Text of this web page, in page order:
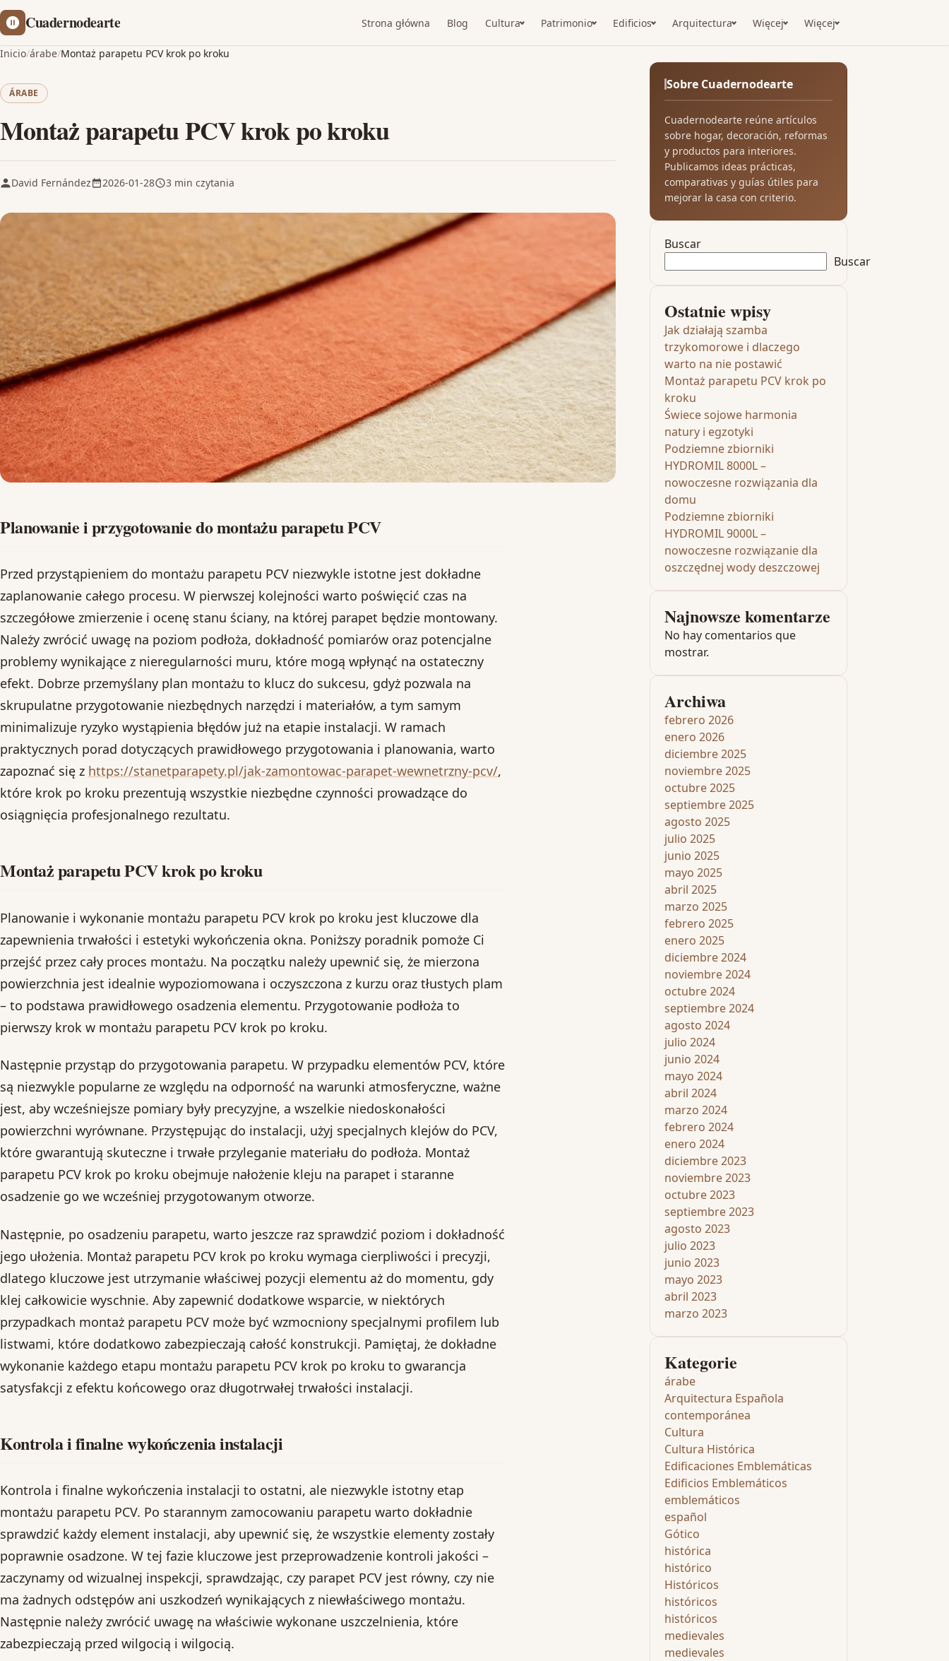
Cuadernodearte Strona główna Blog Cultura Patrimonio Edificios Arquitectura Więcej Więcej
Inicio/árabe/Montaż parapetu PCV krok po kroku
ÁRABE
Montaż parapetu PCV krok po kroku
David Fernández 2026-01-28 3 min czytania
Planowanie i przygotowanie do montażu parapetu PCV
Przed przystąpieniem do montażu parapetu PCV niezwykle istotne jest dokładne
zaplanowanie całego procesu. W pierwszej kolejności warto poświęcić czas na
szczegółowe zmierzenie i ocenę stanu ściany, na której parapet będzie montowany.
Należy zwrócić uwagę na poziom podłoża, dokładność pomiarów oraz potencjalne
problemy wynikające z nieregularności muru, które mogą wpłynąć na ostateczny
efekt. Dobrze przemyślany plan montażu to klucz do sukcesu, gdyż pozwala na
skrupulatne przygotowanie niezbędnych narzędzi i materiałów, a tym samym
minimalizuje ryzyko wystąpienia błędów już na etapie instalacji. W ramach
praktycznych porad dotyczących prawidłowego przygotowania i planowania, warto
zapoznać się z https://stanetparapety.pl/jak-zamontowac-parapet-wewnetrzny-pcv/,
które krok po kroku prezentują wszystkie niezbędne czynności prowadzące do
osiągnięcia profesjonalnego rezultatu.
Montaż parapetu PCV krok po kroku
Planowanie i wykonanie montażu parapetu PCV krok po kroku jest kluczowe dla
zapewnienia trwałości i estetyki wykończenia okna. Poniższy poradnik pomoże Ci
przejść przez cały proces montażu. Na początku należy upewnić się, że mierzona
powierzchnia jest idealnie wypoziomowana i oczyszczona z kurzu oraz tłustych plam
– to podstawa prawidłowego osadzenia elementu. Przygotowanie podłoża to
pierwszy krok w montażu parapetu PCV krok po kroku.
Następnie przystąp do przygotowania parapetu. W przypadku elementów PCV, które
są niezwykle popularne ze względu na odporność na warunki atmosferyczne, ważne
jest, aby wcześniejsze pomiary były precyzyjne, a wszelkie niedoskonałości
powierzchni wyrównane. Przystępując do instalacji, użyj specjalnych klejów do PCV,
które gwarantują skuteczne i trwałe przyleganie materiału do podłoża. Montaż
parapetu PCV krok po kroku obejmuje nałożenie kleju na parapet i staranne
osadzenie go we wcześniej przygotowanym otworze.
Następnie, po osadzeniu parapetu, warto jeszcze raz sprawdzić poziom i dokładność
jego ułożenia. Montaż parapetu PCV krok po kroku wymaga cierpliwości i precyzji,
dlatego kluczowe jest utrzymanie właściwej pozycji elementu aż do momentu, gdy
klej całkowicie wyschnie. Aby zapewnić dodatkowe wsparcie, w niektórych
przypadkach montaż parapetu PCV może być wzmocniony specjalnymi profilem lub
listwami, które dodatkowo zabezpieczają całość konstrukcji. Pamiętaj, że dokładne
wykonanie każdego etapu montażu parapetu PCV krok po kroku to gwarancja
satysfakcji z efektu końcowego oraz długotrwałej trwałości instalacji.
Kontrola i finalne wykończenia instalacji
Kontrola i finalne wykończenia instalacji to ostatni, ale niezwykle istotny etap
montażu parapetu PCV. Po starannym zamocowaniu parapetu warto dokładnie
sprawdzić każdy element instalacji, aby upewnić się, że wszystkie elementy zostały
poprawnie osadzone. W tej fazie kluczowe jest przeprowadzenie kontroli jakości –
zaczynamy od wizualnej inspekcji, sprawdzając, czy parapet PCV jest równy, czy nie
ma żadnych odstępów ani uszkodzeń wynikających z niewłaściwego montażu.
Następnie należy zwrócić uwagę na właściwie wykonane uszczelnienia, które
zabezpieczają przed wilgocią i wilgocią.
Sobre Cuadernodearte
Cuadernodearte reúne artículos
sobre hogar, decoración, reformas
y productos para interiores.
Publicamos ideas prácticas,
comparativas y guías útiles para
mejorar la casa con criterio.
Buscar
Buscar
Ostatnie wpisy
Jak działają szamba
trzykomorowe i dlaczego
warto na nie postawić
Montaż parapetu PCV krok po
kroku
Świece sojowe harmonia
natury i egzotyki
Podziemne zbiorniki
HYDROMIL 8000L –
nowoczesne rozwiązania dla
domu
Podziemne zbiorniki
HYDROMIL 9000L –
nowoczesne rozwiązanie dla
oszczędnej wody deszczowej
Najnowsze komentarze
No hay comentarios que
mostrar.
Archiwa
febrero 2026
enero 2026
diciembre 2025
noviembre 2025
octubre 2025
septiembre 2025
agosto 2025
julio 2025
junio 2025
mayo 2025
abril 2025
marzo 2025
febrero 2025
enero 2025
diciembre 2024
noviembre 2024
octubre 2024
septiembre 2024
agosto 2024
julio 2024
junio 2024
mayo 2024
abril 2024
marzo 2024
febrero 2024
enero 2024
diciembre 2023
noviembre 2023
octubre 2023
septiembre 2023
agosto 2023
julio 2023
junio 2023
mayo 2023
abril 2023
marzo 2023
Kategorie
árabe
Arquitectura Española
contemporánea
Cultura
Cultura Histórica
Edificaciones Emblemáticas
Edificios Emblemáticos
emblemáticos
español
Gótico
histórica
histórico
Históricos
históricos
históricos
medievales
medievales